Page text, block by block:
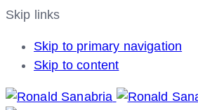
Skip links
Skip to primary navigation
Skip to content